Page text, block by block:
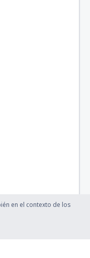
en el contexto de los